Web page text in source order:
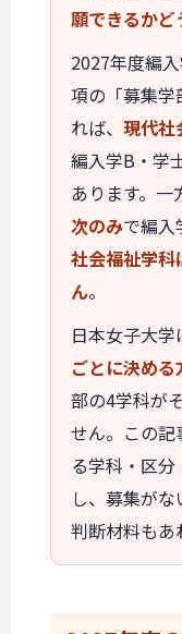
願できるかど
2027年度編
項の「募集学
れば、 現代社
編入学B・学
あります。一
次のみで編入
社会福祉学科
ん。
日本女子大学
ごとに決める
部の4学科が
せん。この記
る学科・区
し、募集が
判断材料もあ